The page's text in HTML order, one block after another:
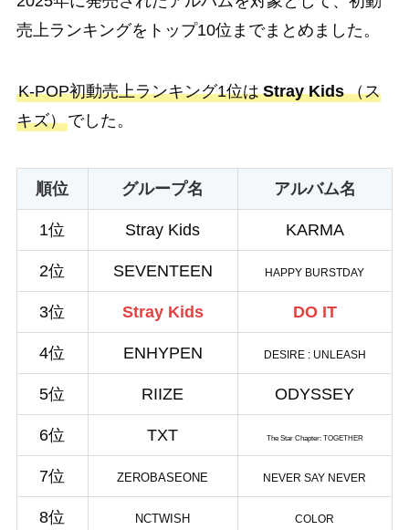
売上ランキングをトップ10位までまとめました。
K-POP初動売上ランキング1位は Stray Kids （ス
キズ）でした。
順位 グループ名 アルバム名
1位 Stray Kids KARMA
2位 SEVENTEEN HAPPY BURSTDAY
3位 Stray Kids DO IT
4位 ENHYPEN DESIRE : UNLEASH
5位 RIIZE ODYSSEY
6位 TXT The Star Chapter: TOGETHER
7位 ZEROBASEONE NEVER SAY NEVER
8位 NCTWISH COLOR